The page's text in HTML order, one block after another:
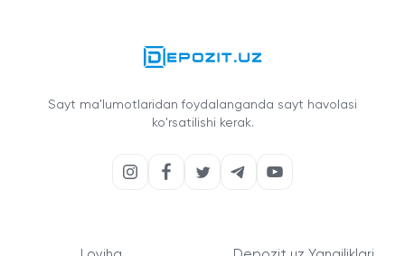
Sayt ma'lumotlaridan foydalanganda sayt havolasi
ko'rsatilishi kerak.